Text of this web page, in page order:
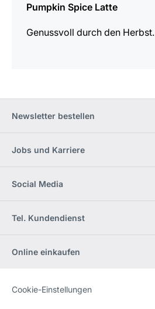
Pumpkin Spice Latte
Genussvoll durch den Herbst.
Newsletter bestellen
Jobs und Karriere
Social Media
Tel. Kundendienst
Online einkaufen
Website
[Website
Cookie-Einstellungen